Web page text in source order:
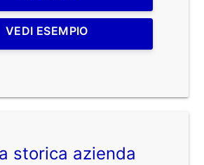
VEDI ESEMPIO
storica azienda